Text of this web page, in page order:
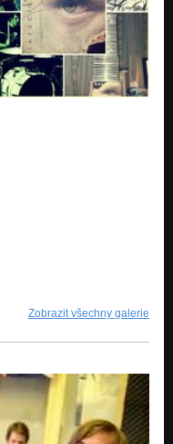
Zobrazit všechny galerie